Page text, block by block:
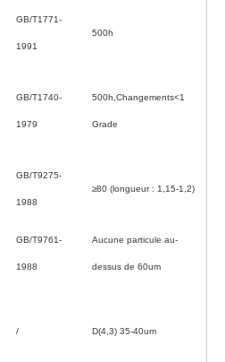
GB/T1771-
1991
500h
GB/T1740-
1979
500h,Changements<1
Grade
GB/T9275-
1988
≥80 (longueur : 1,15-1,2)
GB/T9761-
1988
Aucune particule au-
dessus de 60um
/ D(4,3) 35-40um